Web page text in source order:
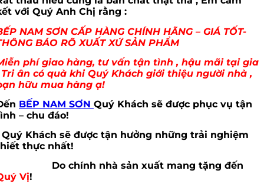
với Quý Anh Chị rằng :
NAM SƠN CẤP HÀNG CHÍNH HÃNG – GIÁ TỐT-
BÁO RÕ XUẤT XỨ SẢN PHẨM
phí giao hàng, tư vấn tận tình , hậu mãi tại gia
Tri ân có quà khi Quý Khách giới thiệu người nhà ,
hữu mua hàng ạ!
BẾP NAM SƠN Quý Khách sẽ được phục vụ tận
– chu đáo!
Khách sẽ được tận hưởng những trải nghiệm
thực nhất!
chính nhà sản xuất mang tặng đến
Vị!